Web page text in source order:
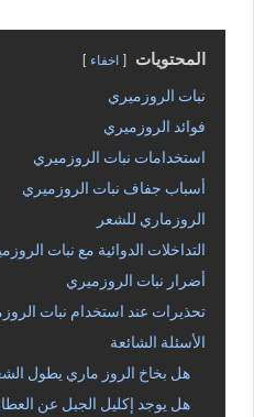
المحتويات اخفاء
نبات الروزميري
فوائد الروزميري
استخدامات نبات الروزميري
أسباب جفاف نبات الروزميري
الروزماري للشعر
التداخلات الدوائية مع نبات
أضرار نبات الروزميري
تحذيرات عند استخدام نبات
الأسئلة الشائعة
هل بخاخ الروز ماري يطول
هل يوجد إكليل الجبل عن